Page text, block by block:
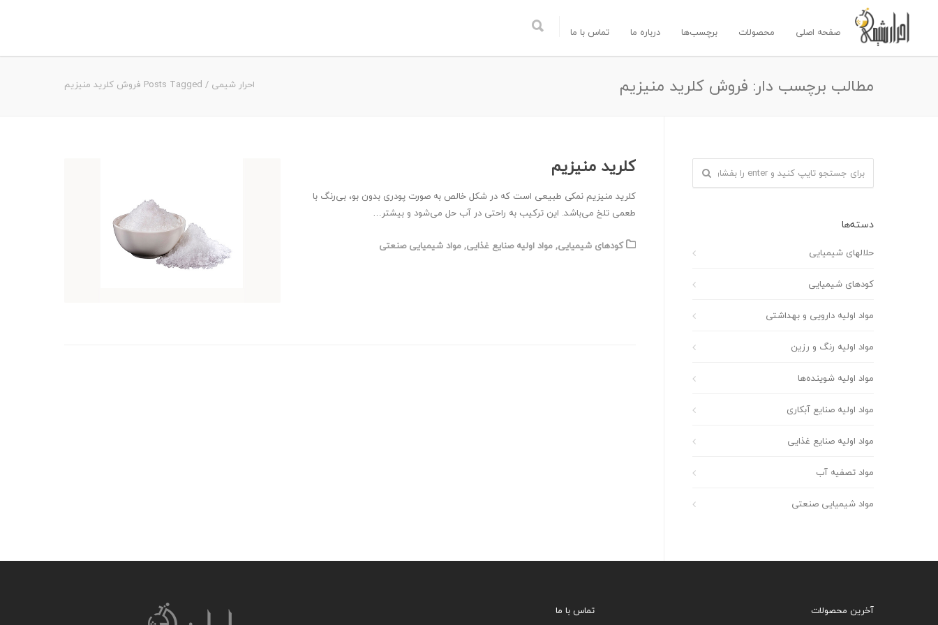
صفحه اصلی محصولات برچسب‌ها درباره ما تماس با ما
مطالب برچسب دار: فروش کلرید منیزیم احرار شیمی / Posts Tagged فروش کلرید منیزیم
کلرید منیزیم
کلرید منیزیم نمکی طبیعی است که در شکل خالص به صورت پودری بدون بو، بی‌رنگ با
طعمی تلخ می‌باشد. این ترکیب به راحتی در آب حل می‌شود و بیشتر…
کودهای شیمیایی,مواد اولیه صنایع غذایی,مواد شیمیایی صنعتی
دسته‌ها
حلالهای شیمیایی
کودهای شیمیایی
مواد اولیه دارویی و بهداشتی
مواد اولیه رنگ و رزین
مواد اولیه شوینده‌ها
مواد اولیه صنایع آبکاری
مواد اولیه صنایع غذایی
مواد تصفیه آب
مواد شیمیایی صنعتی
آخرین محصولات تماس با ما